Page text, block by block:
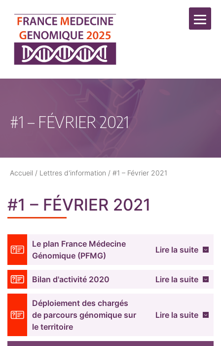
#1 – FÉVRIER 2021
Accueil / Lettres d'information / #1 – Février 2021
#1 – FÉVRIER 2021
Le plan France Médecine
Génomique (PFMG)
Lire la suite
Bilan d'activité 2020 Lire la suite
Déploiement des chargés
de parcours génomique sur
le territoire
Lire la suite